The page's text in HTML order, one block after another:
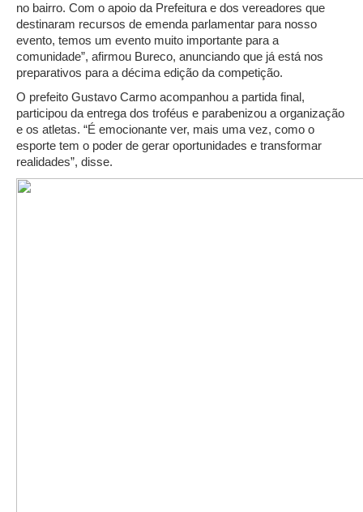
no bairro. Com o apoio da Prefeitura e dos vereadores que
destinaram recursos de emenda parlamentar para nosso
evento, temos um evento muito importante para a
comunidade”, afirmou Bureco, anunciando que já está nos
preparativos para a décima edição da competição.
O prefeito Gustavo Carmo acompanhou a partida final,
participou da entrega dos troféus e parabenizou a organização
e os atletas. “É emocionante ver, mais uma vez, como o
esporte tem o poder de gerar oportunidades e transformar
realidades”, disse.